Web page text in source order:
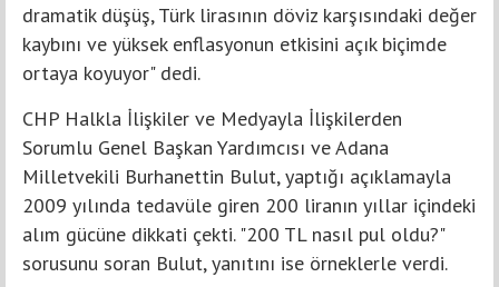
dramatik düşüş, Türk lirasının döviz karşısındaki değer
kaybını ve yüksek enflasyonun etkisini açık biçimde
ortaya koyuyor" dedi.
CHP Halkla İlişkiler ve Medyayla İlişkilerden
Sorumlu Genel Başkan Yardımcısı ve Adana
Milletvekili Burhanettin Bulut, yaptığı açıklamayla
2009 yılında tedavüle giren 200 liranın yıllar içindeki
alım gücüne dikkati çekti. "200 TL nasıl pul oldu?"
sorusunu soran Bulut, yanıtını ise örneklerle verdi.